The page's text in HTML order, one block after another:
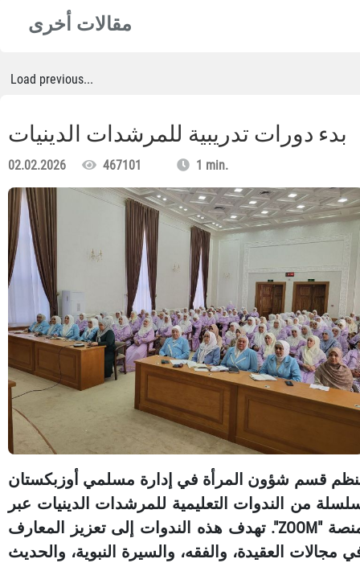
مقالات أخرى
Load previous...
بدء دورات تدريبية للمرشدات الدينيات
02.02.2026 467101 1 min.
قسم شؤون المرأة في إدارة مسلمي أوزبكستان
من الندوات التعليمية للمرشدات الدينيات عبر
منصة "ZOOM". تهدف هذه الندوات إلى تعزيز المعارف
مجالات العقيدة، والفقه، والسيرة النبوية، والحديث